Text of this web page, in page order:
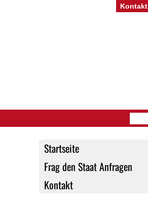
Startseite
Frag den Staat Anfragen
Kontakt
Kontakt